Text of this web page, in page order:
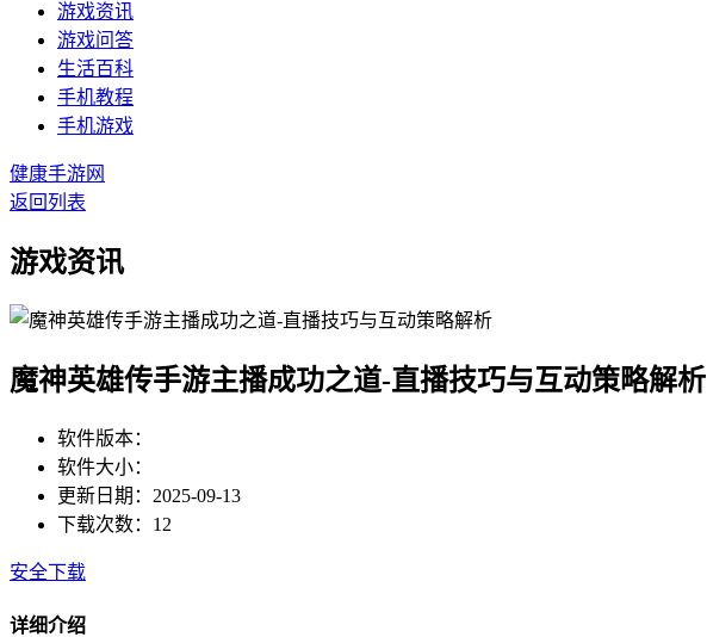
游戏资讯
游戏问答
生活百科
手机教程
手机游戏
健康手游网
返回列表
游戏资讯
魔神英雄传手游主播成功之道-直播技巧与互动策略解析
软件版本：
软件大小：
更新日期：2025-09-13
下载次数：12
安全下载
详细介绍